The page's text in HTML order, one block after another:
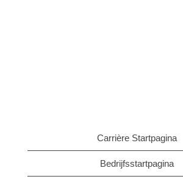
Carrière Startpagina
Bedrijfsstartpagina